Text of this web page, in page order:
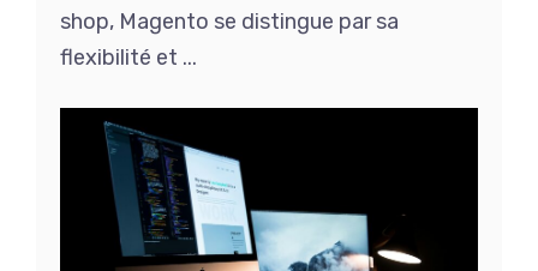
shop, Magento se distingue par sa
flexibilité et ...